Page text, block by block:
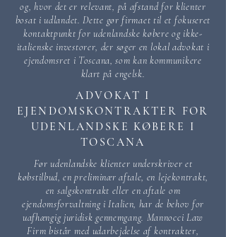
og, hvor det er relevant, på afstand for klienter
bosat i udlandet. Dette gør firmaet til et fokuseret
kontaktpunkt for udenlandske købere og ikke-
italienske investorer, der søger en lokal advokat i
ejendomsret i Toscana, som kan kommunikere
klart på engelsk.
ADVOKAT I
EJENDOMSKONTRAKTER FOR
UDENLANDSKE KØBERE I
TOSCANA
Før udenlandske klienter underskriver et
købstilbud, en preliminær aftale, en lejekontrakt,
en salgskontrakt eller en aftale om
ejendomsforvaltning i Italien, har de behov for
uafhængig juridisk gennemgang. Mannocci Law
Firm bistår med udarbejdelse af kontrakter,